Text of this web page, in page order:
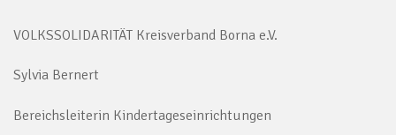
VOLKSSOLIDARITÄT Kreisverband Borna e.V.
Sylvia Bernert
Bereichsleiterin Kindertageseinrichtungen